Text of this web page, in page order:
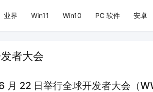
业界 Win11 Win10 PC 软件 安卓
者大会
月 22 日举行全球开发者大会（